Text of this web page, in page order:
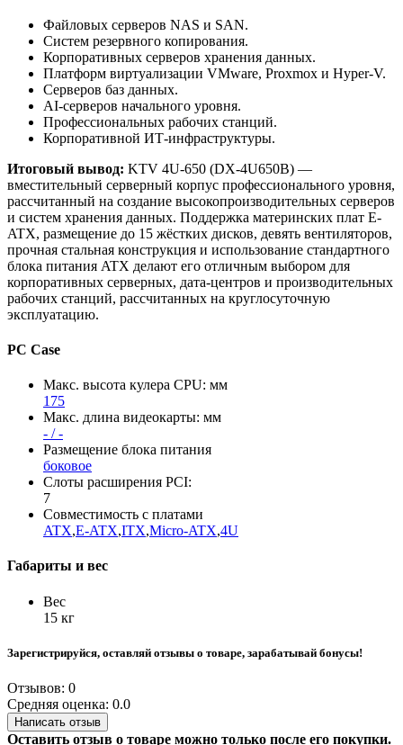
Файловых серверов NAS и SAN.
Систем резервного копирования.
Корпоративных серверов хранения данных.
Платформ виртуализации VMware, Proxmox и Hyper-V.
Серверов баз данных.
AI-серверов начального уровня.
Профессиональных рабочих станций.
Корпоративной ИТ-инфраструктуры.
Итоговый вывод: KTV 4U-650 (DX-4U650B) —
вместительный серверный корпус профессионального уровня,
рассчитанный на создание высокопроизводительных серверов
и систем хранения данных. Поддержка материнских плат E-
ATX, размещение до 15 жёстких дисков, девять вентиляторов,
прочная стальная конструкция и использование стандартного
блока питания ATX делают его отличным выбором для
корпоративных серверных, дата-центров и производительных
рабочих станций, рассчитанных на круглосуточную
эксплуатацию.
PC Case
Макс. высота кулера CPU: мм
175
Макс. длина видеокарты: мм
- / -
Размещение блока питания
боковое
Слоты расширения PCI:
7
Совместимость с платами
ATX,E-ATX,ITX,Micro-ATX,4U
Габариты и вес
Вес
15 кг
Зарегистрируйся, оставляй отзывы о товаре, зарабатывай бонусы!
Отзывов: 0
Средняя оценка: 0.0
Написать отзыв
Оставить отзыв о товаре можно только после его покупки.